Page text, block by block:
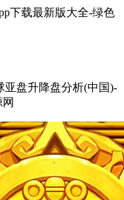
下载最新版大全-绿色
盘升降盘分析(中国)-